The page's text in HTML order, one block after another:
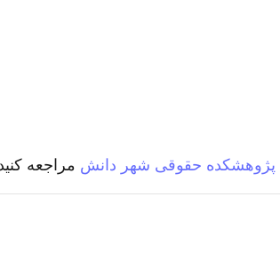
پژوهشکده حقوقی شهر دانش مراجعه